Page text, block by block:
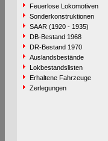
Feuerlose Lokomotiven
Sonderkonstruktionen
SAAR (1920 - 1935)
DB-Bestand 1968
DR-Bestand 1970
Auslandsbestände
Lokbestandslisten
Erhaltene Fahrzeuge
Zerlegungen